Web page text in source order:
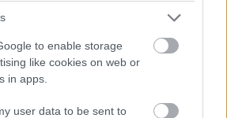
to enable storage
like cookies on web or
in apps.
user data to be sent to
pillanat: egy körrel Kubica után
frissebb gumin!